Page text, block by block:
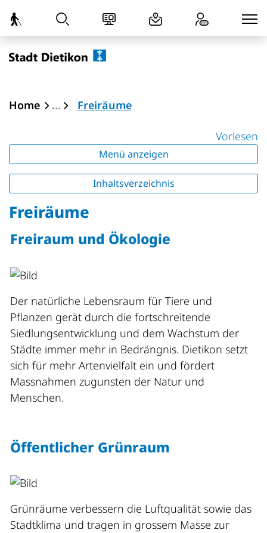
zur Startseite
Direkt zur Hauptnavigation
Direkt zum Inhalt
Direkt zur Suche
Direkt zum Stichwortverzeichnis
Dietikon
Home Freiräume(ausgewählt)
Vorlesen
Menü anzeigen
Inhaltsverzeichnis
Freiräume
Freiraum und Ökologie
Der natürliche Lebensraum für Tiere und
Pflanzen gerät durch die fortschreitende
Siedlungsentwicklung und dem Wachstum der
Städte immer mehr in Bedrängnis. Dietikon setzt
sich für mehr Artenvielfalt ein und fördert
Massnahmen zugunsten der Natur und
Menschen.
Öffentlicher Grünraum
Grünräume verbessern die Luftqualität sowie das
Stadtklima und tragen in grossem Masse zur